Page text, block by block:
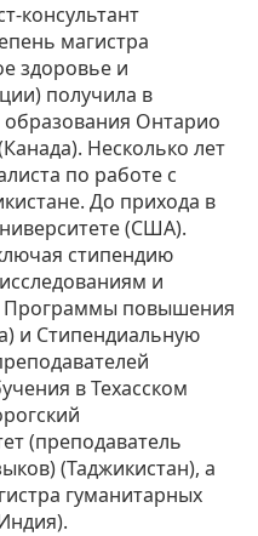
консультант
магистра
здоровье и
получила в
Онтарио
Несколько лет
по работе с
До прихода в
(США).
стипендию
и
Программы повышения
и Стипендиальную
в Техасском
(преподаватель
(Таджикистан), а
гуманитарных